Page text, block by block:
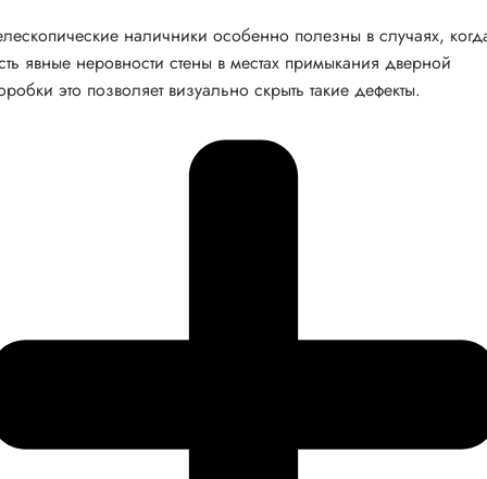
наличники особенно полезны в случаях,
явные неровности стены в местах примыкания дверной
это позволяет визуально скрыть такие дефекты.